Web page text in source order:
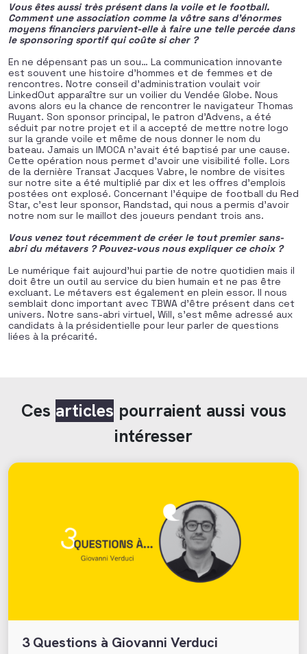
Vous êtes aussi très présent dans la voile et le football.
Comment une association comme la vôtre sans d’énormes
moyens financiers parvient-elle à faire une telle percée dans
le sponsoring sportif qui coûte si cher ?
En ne dépensant pas un sou… La communication innovante
est souvent une histoire d’hommes et de femmes et de
rencontres. Notre conseil d’administration voulait voir
LinkedOut apparaître sur un voilier du Vendée Globe. Nous
avons alors eu la chance de rencontrer le navigateur Thomas
Ruyant. Son sponsor principal, le patron d’Advens, a été
séduit par notre projet et il a accepté de mettre notre logo
sur la grande voile et même de nous donner le nom du
bateau. Jamais un IMOCA n’avait été baptisé par une cause.
Cette opération nous permet d’avoir une visibilité folle. Lors
de la dernière Transat Jacques Vabre, le nombre de visites
sur notre site a été multiplié par dix et les offres d’emplois
postées ont explosé. Concernant l’équipe de football du Red
Star, c’est leur sponsor, Randstad, qui nous a permis d’avoir
notre nom sur le maillot des joueurs pendant trois ans.
Vous venez tout récemment de créer le tout premier sans-
abri du métavers ? Pouvez-vous nous expliquer ce choix ?
Le numérique fait aujourd’hui partie de notre quotidien mais il
doit être un outil au service du bien humain et ne pas être
excluant. Le métavers est également en plein essor. Il nous
semblait donc important avec TBWA d’être présent dans cet
univers. Notre sans-abri virtuel, Will, s’est même adressé aux
candidats à la présidentielle pour leur parler de questions
liées à la précarité.
Ces articles pourraient aussi vous
intéresser
3 Questions à Giovanni Verduci